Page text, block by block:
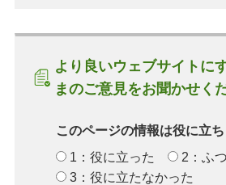
より良いウェブサイトに
まのご意見をお聞かせく
このページの情報は役に立
1：役に立った
2：ふ
3：役に立たなかった